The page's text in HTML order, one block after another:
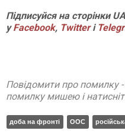
Підписуйся на сторінки
уFacebook, Twitter і
Повідомити про помилку -
помилку мишею і
доба на фронті ООС